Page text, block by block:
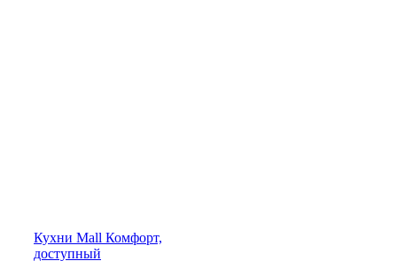
Кухни Mall Комфорт,
доступный